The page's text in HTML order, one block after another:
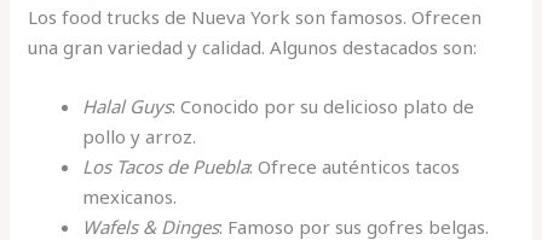
Los food trucks de Nueva York son famosos. Ofrecen
una gran variedad y calidad. Algunos destacados son:
Halal Guys: Conocido por su delicioso plato de
pollo y arroz.
Los Tacos de Puebla: Ofrece auténticos tacos
mexicanos.
Wafels & Dinges: Famoso por sus gofres belgas.